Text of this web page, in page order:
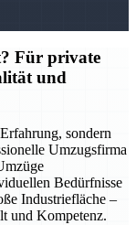
Für private
und
sondern
Umzugsfirma
Bedürfnisse
Industriefläche –
und Kompetenz.